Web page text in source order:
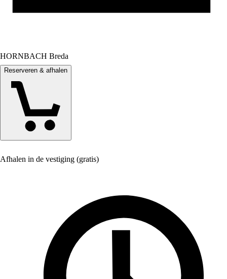
HORNBACH Breda
Reserveren & afhalen
Afhalen in de vestiging (gratis)